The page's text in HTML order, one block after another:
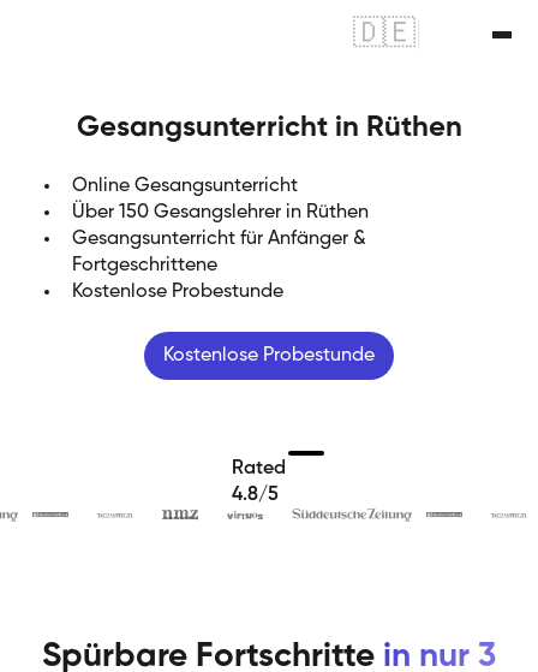
🇩🇪
Gesangsunterricht in Rüthen
Online Gesangsunterricht
Über 150 Gesangslehrer in Rüthen
Gesangsunterricht für Anfänger &
Fortgeschrittene
Kostenlose Probestunde
Kostenlose Probestunde
Rated
4.8/5
Spürbare Fortschritte in nur 3